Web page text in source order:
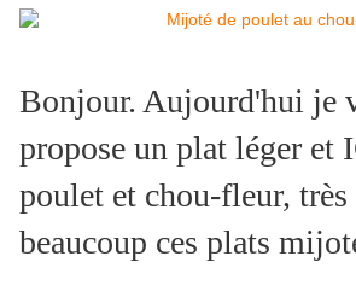
Bonjour. Aujourd'hui je
propose un plat léger et
poulet et chou-fleur,
beaucoup ces plats